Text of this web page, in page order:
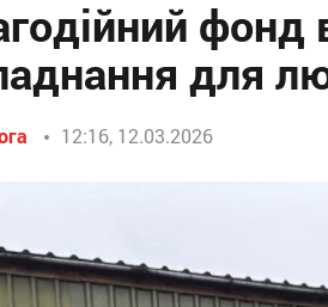
фонд
для
12:16, 12.03.2026